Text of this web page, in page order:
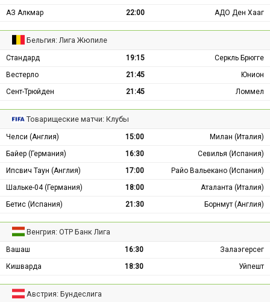
АЗ Алкмар 22:00 АДО Ден Хааг
Бельгия: Лига Жюпиле
Стандард 19:15
Серкль Брюгге
Вестерло
21:45
Юнион
Сент-Трюйден
21:45 Ломмел
Товарищеские матчи: Клубы
Челси (Англия) 15:00
Милан (Италия)
Байер (Германия)
16:30
Севилья (Испания)
Ипсвич Таун (Англия)
17:00
Райо Вальекано (Испания)
Шальке-04 (Германия)
18:00
Аталанта (Италия)
Бетис (Испания)
21:30 Борнмут (Англия)
Венгрия: ОТР Банк Лига
Вашаш 16:30
Залаэгерсег
Кишварда
18:30 Уйпешт
Австрия: Бундеслига